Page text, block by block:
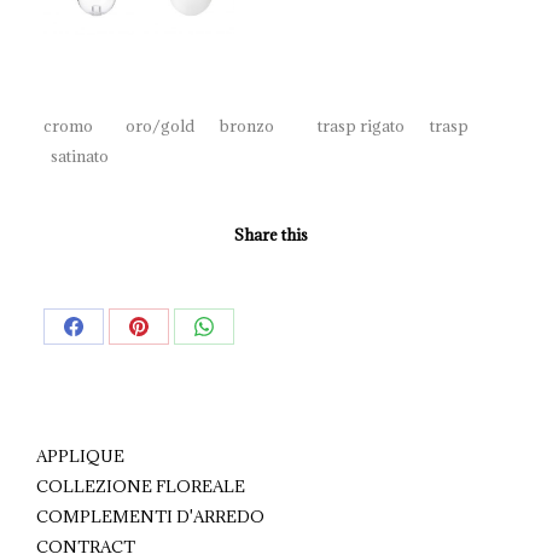
cromo oro/gold bronzo trasp rigato trasp
satinato
Share this
Share Share Share
APPLIQUE
COLLEZIONE FLOREALE
COMPLEMENTI D'ARREDO
CONTRACT